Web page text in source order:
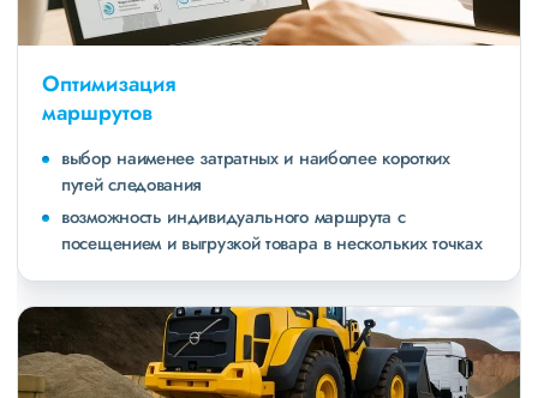
Оптимизация
маршрутов
выбор наименее затратных и наиболее коротких
путей следования
возможность индивидуального маршрута с
посещением и выгрузкой товара в нескольких точках